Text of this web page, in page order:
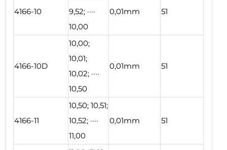
4166-10
9,52; ····
10,00
0,01mm 51
4166-10D
10,00;
10,01;
10,02; ····
10,50
0,01mm 51
4166-11
10,50; 10,51;
10,52; ····
11,00
0,01mm 51